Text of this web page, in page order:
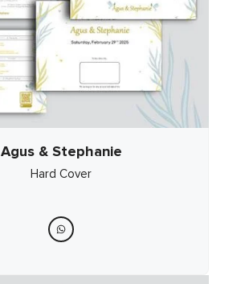
Agus & Stephanie
Hard Cover